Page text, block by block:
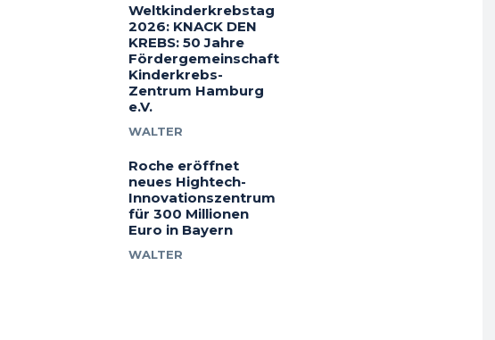
Weltkinderkrebstag
2026: KNACK DEN
KREBS: 50 Jahre
Fördergemeinschaft
Kinderkrebs-
Zentrum Hamburg
e.V.
WALTER
Roche eröffnet
neues Hightech-
Innovationszentrum
für 300 Millionen
Euro in Bayern
WALTER